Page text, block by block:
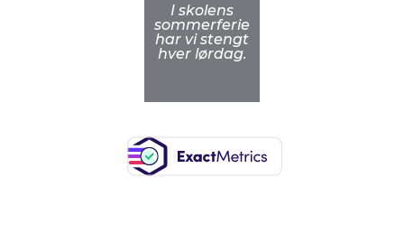
I skolens
sommerferie
har vi stengt
hver lørdag.